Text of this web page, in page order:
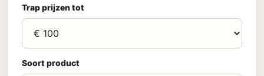
Trap prijzen tot
Soort product